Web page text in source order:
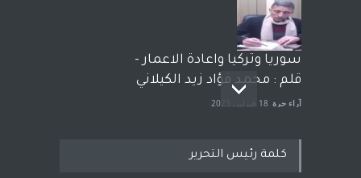
سوريا وتركيا واعادة الاعمار -
قلم : محمد فؤاد زيد الكيلاني
آراء حرة 18 فبراير، 2023
كلمة رئيس التحرير